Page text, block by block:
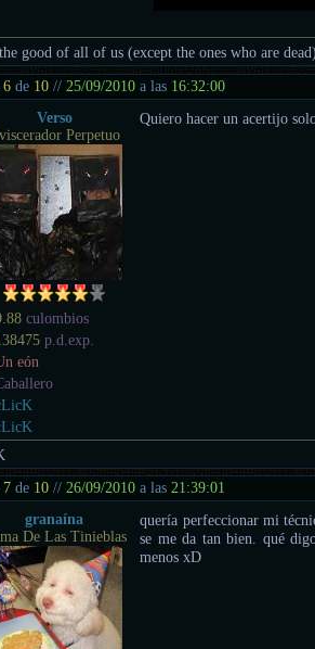
good of all of us (except the ones who are
6 de 10 // 25/09/2010 a las 16:32:00
Verso
Perpetuo
culombios
p.d.exp.
eón
Quiero hacer un acertijo
7 de 10 //26/09/2010 a las21:39:01
granaína
De Las Tinieblas
quería perfeccionar mi
se me da tan bien. qué
menos xD